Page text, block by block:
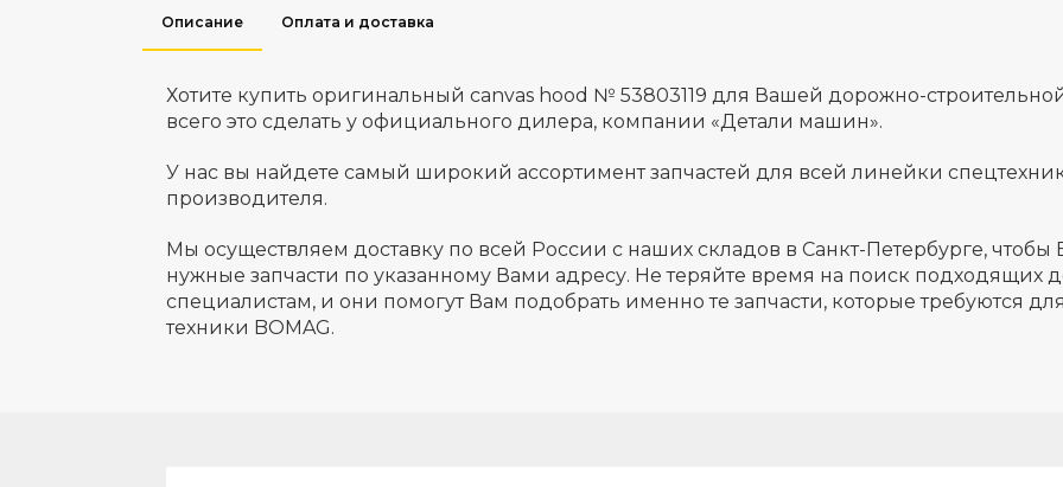
Описание Оплата и доставка
Хотите купить оригинальный canvas hood № 53803119 для Вашей дорожно-
всего это сделать у официального дилера, компании «Детали машин».
У нас вы найдете самый широкий ассортимент запчастей для всей линейки
производителя.
Мы осуществляем доставку по всей России с наших складов в Санкт-Петербурге, чтобы
нужные запчасти по указанному Вами адресу. Не теряйте время на поиск подходящих
специалистам, и они помогут Вам подобрать именно те запчасти, которые требуются
техники BOMAG.